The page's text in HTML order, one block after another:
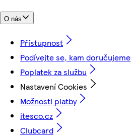
O nás
Přístupnost
Podívejte se, kam doručujeme
Poplatek za službu
Nastavení Cookies
Možnosti platby
itesco.cz
Clubcard